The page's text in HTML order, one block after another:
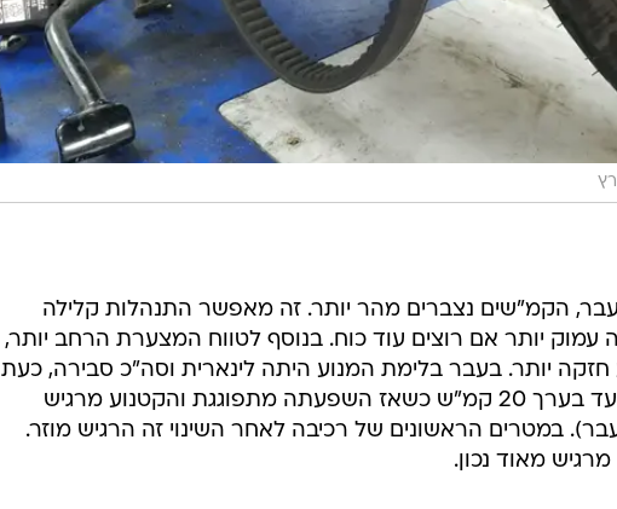
הקמ"שים נצברים מהר יותר. זה מאפשר התנהלות קלילה
עמוק יותר אם רוצים עוד כוח. בנוסף לטווח המצערת הרחב יותר,
יותר. בעבר בלימת המנוע היתה לינארית וסה"כ סבירה, כעת
היא מורגשת יותר, עדיין לינארית עד בערך 20 קמ"ש כשאז השפעתה מתפוגגת והקטנוע מרגיש
במטרים הראשונים של רכיבה לאחר השינוי זה הרגיש מוזר.
מאוד נכון.